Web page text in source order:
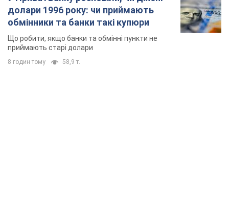
долари 1996 року: чи приймають
обмінники та банки такі купюри
Що робити, якщо банки та обмінні пункти не
приймають старі долари
8 годин тому 58,9 т.